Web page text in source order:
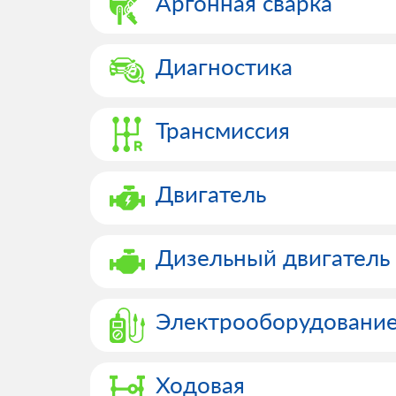
Диагностика
Трансмиссия
Двигатель
Дизельный двигатель
Ходовая